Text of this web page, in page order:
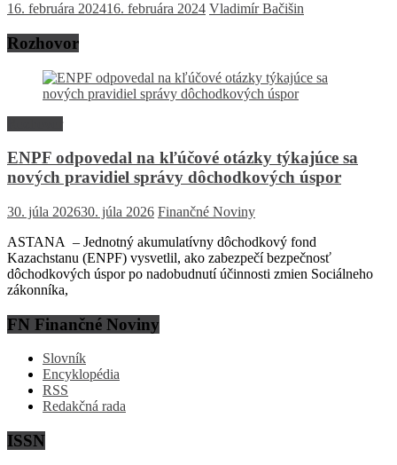
16. februára 202416. februára 2024 Vladimír Bačišin
Rozhovor
ENPF odpovedal na kľúčové otázky týkajúce sa
nových pravidiel správy dôchodkových úspor
30. júla 202630. júla 2026 Finančné Noviny
ASTANA – Jednotný akumulatívny dôchodkový fond
Kazachstanu (ENPF) vysvetlil, ako zabezpečí bezpečnosť
dôchodkových úspor po nadobudnutí účinnosti zmien Sociálneho
zákonníka,
FN Finančné Noviny
Slovník
Encyklopédia
RSS
Redakčná rada
ISSN